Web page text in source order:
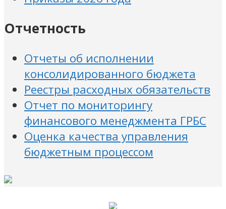
Отчетность
Отчеты об исполнении
консолидированного бюджета
Реестры расходных обязательств
Отчет по мониторингу
финансового менеджмента ГРБС
Оценка качества управления
бюджетным процессом